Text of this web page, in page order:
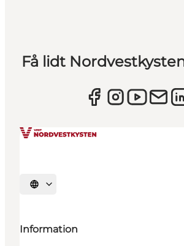
Få lidt
Vælg sprog
Information